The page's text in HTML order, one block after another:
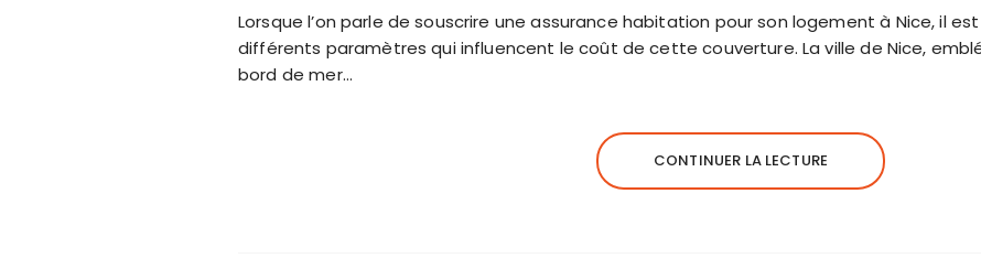
Lorsque l’on parle de souscrire une assurance habitation pour son logement à Nice, il
différents paramètres qui influencent le coût de cette couverture. La ville de Nice,
bord de mer…
CONTINUER LA LECTURE